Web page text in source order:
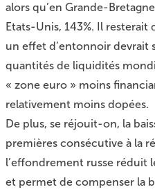
alors qu’en Grande-
Etats-Unis, 143%. Il
un effet d’entonnoir devrait
quantités de liquidités
« zone euro » moins
relativement moins dopées.
De plus, se réjouit-on, la
premières consécutive à la
l’effondrement russe réduit
et permet de compenser la